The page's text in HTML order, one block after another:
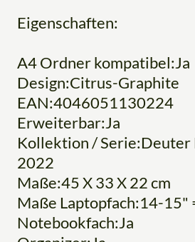
Eigenschaften:
A4 Ordner kompatibel:Ja
Design:Citrus-Graphite
EAN:4046051130224
Erweiterbar:Ja
Kollektion /
2022
Maße:45 X 33 X 22 cm
Maße Laptopfach:14-15"
Notebookfach:Ja